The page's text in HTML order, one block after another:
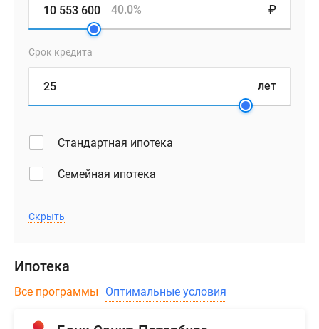
₽
40.0%
Срок кредита
лет
Стандартная ипотека
Семейная ипотека
Скрыть
Ипотека
Все программы Оптимальные условия